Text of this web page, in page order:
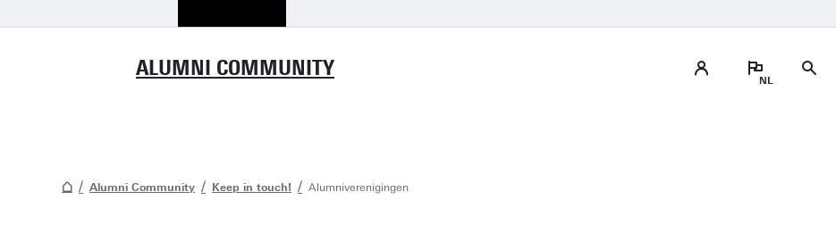
ALUMNI COMMUNITY
Alumni Community Keep in touch! Alumniverenigingen